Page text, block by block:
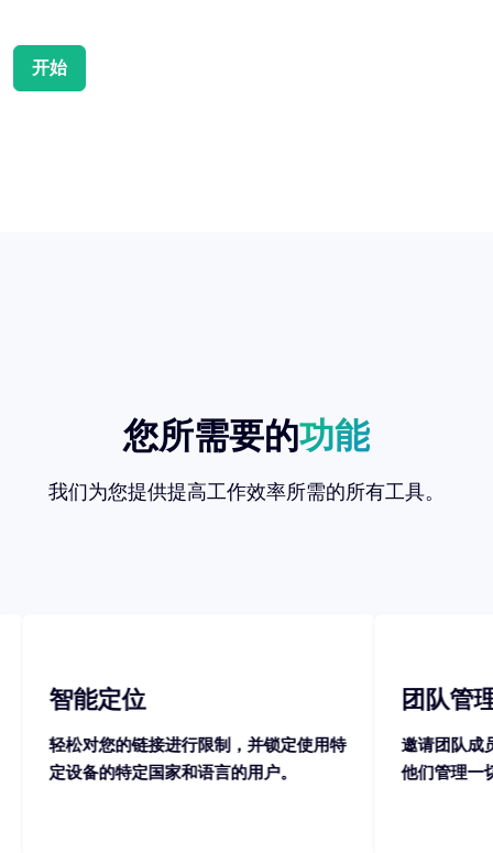
开始
您所需要的功能
我们为您提供提高工作效率所需的所有工具。
限制，并锁定使用特
语言的用户。
邀请团队成员并为他们分配特定权限
他们管理一切并共同协作。